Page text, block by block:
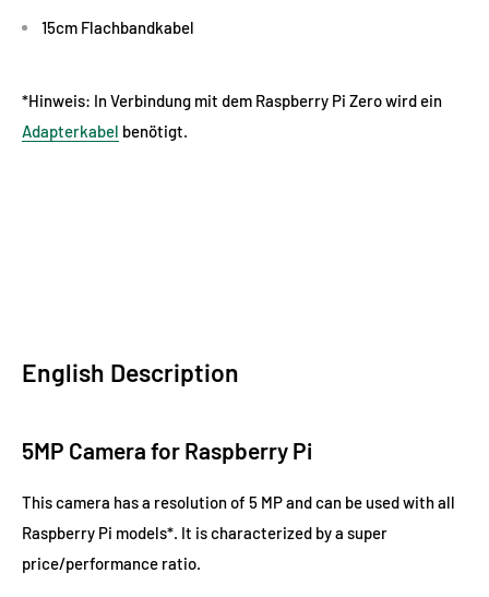
15cm Flachbandkabel
*Hinweis: In Verbindung mit dem Raspberry Pi Zero wird ein
Adapterkabel benötigt.
English Description
5MP Camera for Raspberry Pi
This camera has a resolution of 5 MP and can be used with all
Raspberry Pi models*. It is characterized by a super
price/performance ratio.